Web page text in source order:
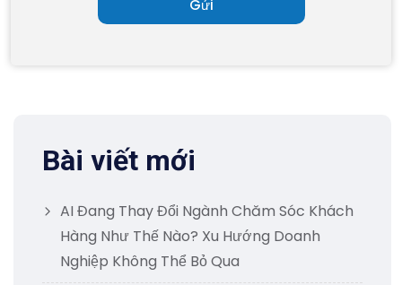
Bài viết mới
AI Đang Thay Đổi Ngành Chăm Sóc Khách
Hàng Như Thế Nào? Xu Hướng Doanh
Nghiệp Không Thể Bỏ Qua